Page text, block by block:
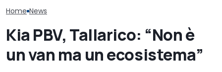
Home News
Kia PBV, Tallarico: “Non è
un van ma un ecosistema”